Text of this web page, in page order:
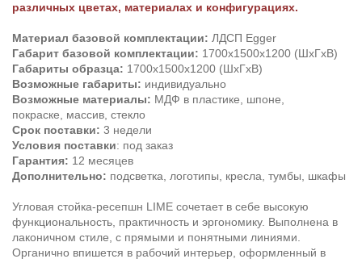
различных цветах, материалах и конфигурациях.
Материал базовой комплектации: ЛДСП Egger
Габарит базовой комплектации: 1700х1500х1200 (ШхГхВ)
Габариты образца: 1700х1500х1200 (ШхГхВ)
Возможные габариты: индивидуально
Возможные материалы: МДФ в пластике, шпоне,
покраске, массив, стекло
Срок поставки: 3 недели
Условия поставки: под заказ
Гарантия: 12 месяцев
Дополнительно: подсветка, логотипы, кресла, тумбы, шкафы
Угловая стойка-ресепшн LIME сочетает в себе высокую
функциональность, практичность и эргономику. Выполнена в
лаконичном стиле, с прямыми и понятными линиями.
Органично впишется в рабочий интерьер, оформленный в